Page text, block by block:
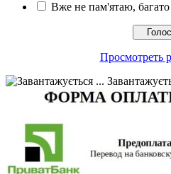
Вже не пам'ятаю, багато
Просмотреть